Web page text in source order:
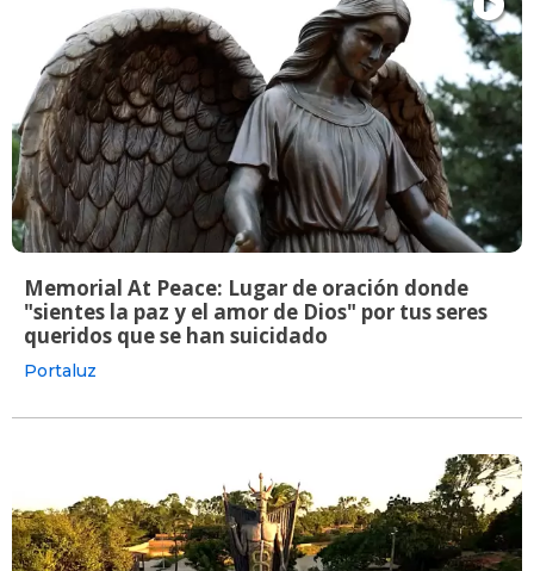
Memorial At Peace: Lugar de oración donde
"sientes la paz y el amor de Dios" por tus seres
queridos que se han suicidado
Portaluz